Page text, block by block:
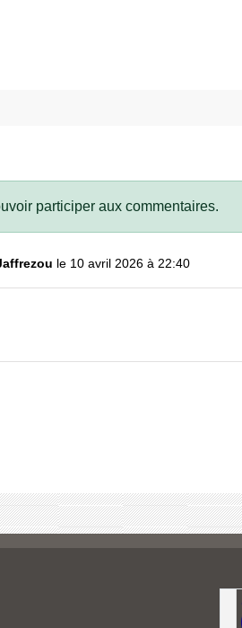
participer aux commentaires.
le 10 avril 2026 à 22:40